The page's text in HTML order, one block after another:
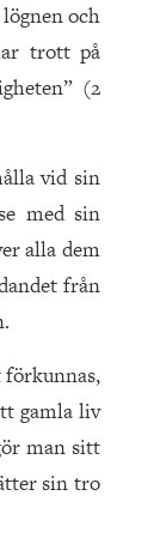
och
trott på
(2
vid sin
med sin
alla dem
från
gamla liv
man sitt
sin tro